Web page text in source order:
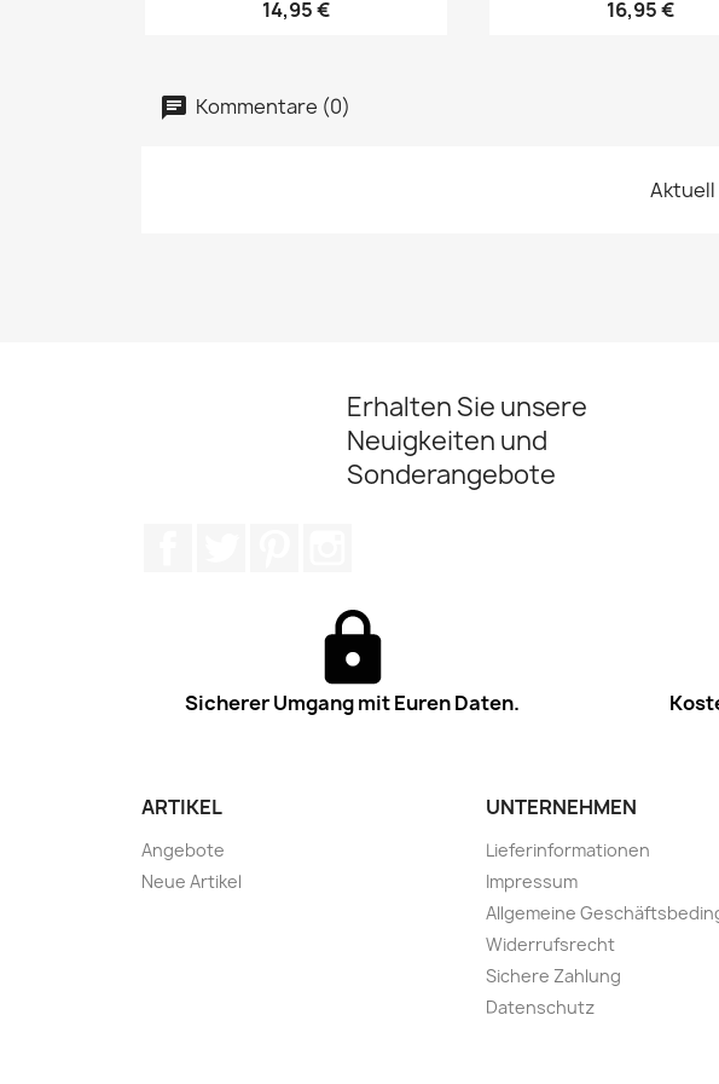
14,95 € 16,95 €
Kommentare (0)
Aktuell
Erhalten Sie unsere
Neuigkeiten und
Sonderangebote
Sicherer Umgang mit Euren Daten.
ARTIKEL
Angebote
Neue Artikel
UNTERNEHMEN
Lieferinformationen
Impressum
Allgemeine
Widerrufsrecht
Sichere Zahlung
Datenschutz